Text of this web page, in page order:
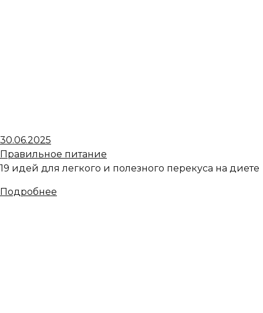
30.06.2025
Правильное питание
19 идей для легкого и полезного перекуса на диете
Подробнее